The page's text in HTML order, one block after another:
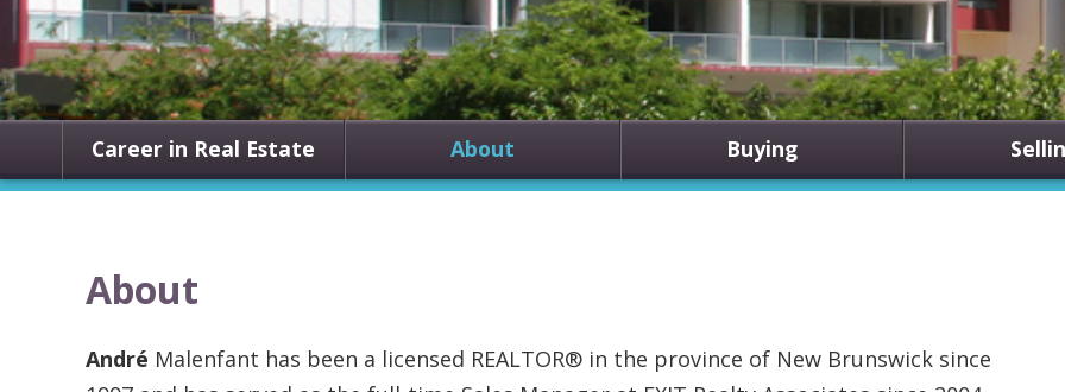
Career in Real Estate About Buying
About
André Malenfant has been a licensed REALTOR® in the province of New Brunswick since